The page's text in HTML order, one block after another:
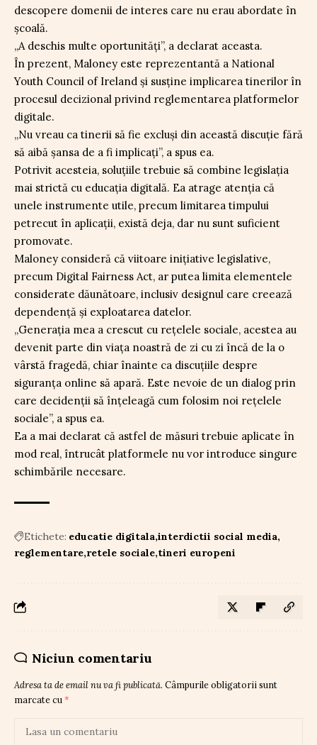
descopere domenii de interes care nu erau abordate în
școală.
„A deschis multe oportunități”, a declarat aceasta.
În prezent, Maloney este reprezentantă a National
Youth Council of Ireland și susține implicarea tinerilor în
procesul decizional privind reglementarea platformelor
digitale.
„Nu vreau ca tinerii să fie excluși din această discuție fără
să aibă șansa de a fi implicați”, a spus ea.
Potrivit acesteia, soluțiile trebuie să combine legislația
mai strictă cu educația digitală. Ea atrage atenția că
unele instrumente utile, precum limitarea timpului
petrecut în aplicații, există deja, dar nu sunt suficient
promovate.
Maloney consideră că viitoare inițiative legislative,
precum Digital Fairness Act, ar putea limita elementele
considerate dăunătoare, inclusiv designul care creează
dependență și exploatarea datelor.
„Generația mea a crescut cu rețelele sociale, acestea au
devenit parte din viața noastră de zi cu zi încă de la o
vârstă fragedă, chiar înainte ca discuțiile despre
siguranța online să apară. Este nevoie de un dialog prin
care decidenții să înțeleagă cum folosim noi rețelele
sociale”, a spus ea.
Ea a mai declarat că astfel de măsuri trebuie aplicate în
mod real, întrucât platformele nu vor introduce singure
schimbările necesare.
Etichete: educatie digitala interdictii social media
reglementare retele sociale tineri europeni
Niciun comentariu
Adresa ta de email nu va fi publicată. Câmpurile obligatorii sunt
marcate cu *